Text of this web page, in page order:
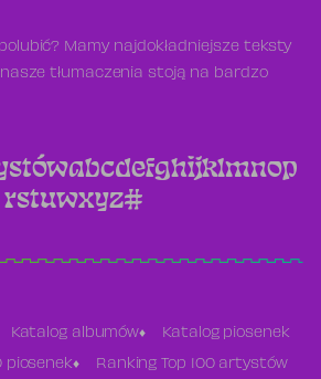
Mamy najdokładniejsze teksty
nasze tłumaczenia stoją na bardzo
abcdefghijklmnop
rstuwxyz#
Katalog albumów Katalog piosenek
piosenek Ranking Top 100 artystów